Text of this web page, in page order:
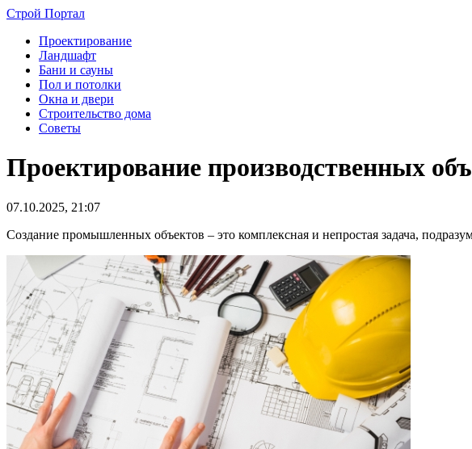
Строй Портал
Проектирование
Ландшафт
Бани и сауны
Пол и потолки
Окна и двери
Строительство дома
Советы
Проектирование производственных
07.10.2025, 21:07
Создание промышленных объектов – это комплексная и непростая задача,